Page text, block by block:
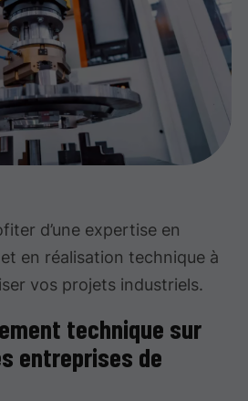
d’une expertise en
en réalisation technique à
vos projets industriels.
technique sur
entreprises de